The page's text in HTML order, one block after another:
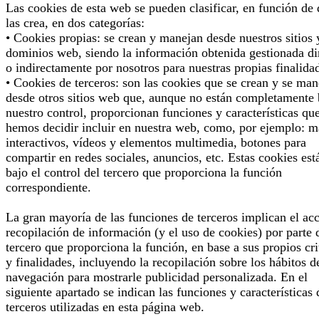
Las cookies de esta web se pueden clasificar, en función de
las crea, en dos categorías:
• Cookies propias: se crean y manejan desde nuestros sitios
dominios web, siendo la información obtenida gestionada
o indirectamente por nosotros para nuestras propias
• Cookies de terceros: son las cookies que se crean y se
desde otros sitios web que, aunque no están completamente
nuestro control, proporcionan funciones y características
hemos decidir incluir en nuestra web, como, por ejemplo:
interactivos, vídeos y elementos multimedia, botones para
compartir en redes sociales, anuncios, etc. Estas cookies
bajo el control del tercero que proporciona la función
correspondiente.
La gran mayoría de las funciones de terceros implican el
recopilación de información (y el uso de cookies) por parte
tercero que proporciona la función, en base a sus propios
y finalidades, incluyendo la recopilación sobre los hábitos
navegación para mostrarle publicidad personalizada. En el
siguiente apartado se indican las funciones y características
terceros utilizadas en esta página web.